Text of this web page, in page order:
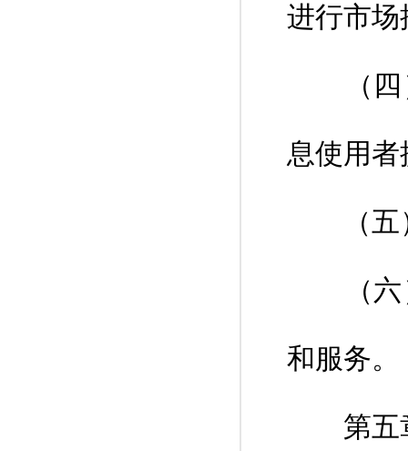
进行市场
（四）
息使用
（五）
（六）
和服务。
第五